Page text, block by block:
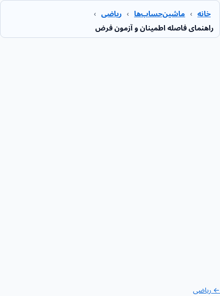
خانه › ماشین‌حساب‌ها › ریاضی ›
راهنمای فاصله اطمینان و آزمون فرض
← ریاضی